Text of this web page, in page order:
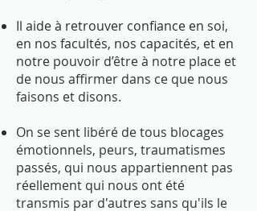
Il aide à retrouver confiance en soi,
en nos facultés, nos capacités, et en
notre pouvoir d’être à notre place et
de nous affirmer dans ce que nous
faisons et disons.
On se sent libéré de tous blocages
émotionnels, peurs, traumatismes
passés, qui nous appartiennent pas
réellement qui nous ont été
transmis par d'autres sans qu'ils le